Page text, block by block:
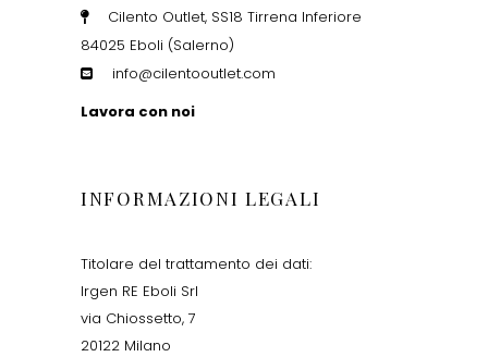
Cilento Outlet, SS18 Tirrena Inferiore
84025 Eboli (Salerno)
info@cilentooutlet.com
Lavora con noi
INFORMAZIONI LEGALI
Titolare del trattamento dei dati:
Irgen RE Eboli Srl
via Chiossetto, 7
20122 Milano